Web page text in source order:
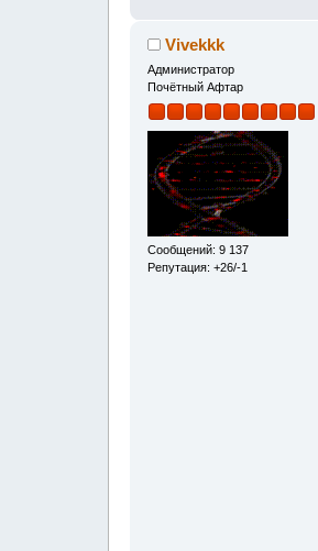
Vivekkk
Администратор
Почётный Афтар
Сообщений: 9 137
Репутация: +26/-1